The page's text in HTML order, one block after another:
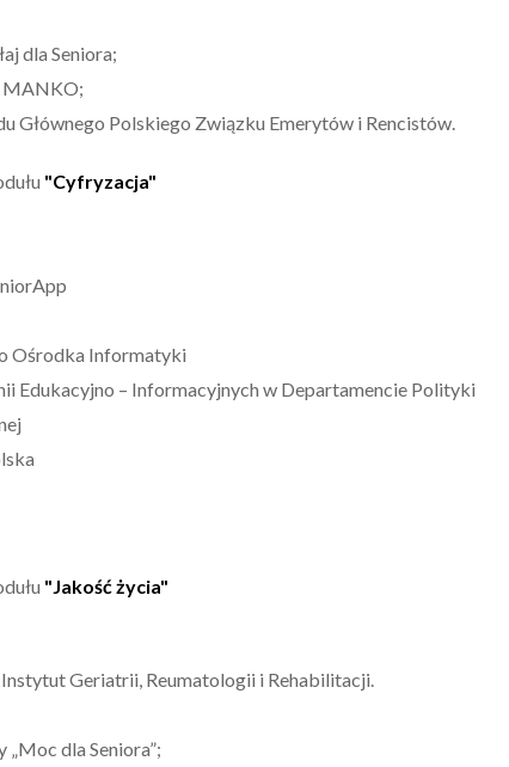
dla Seniora;
MANKO;
Głównego Polskiego Związku Emerytów i Rencistów.
"Cyfryzacja"
Ośrodka Informatyki
Edukacyjno – Informacyjnych w Departamencie Polityki
"Jakość życia"
Instytut Geriatrii, Reumatologii i Rehabilitacji.
dla Seniora”;